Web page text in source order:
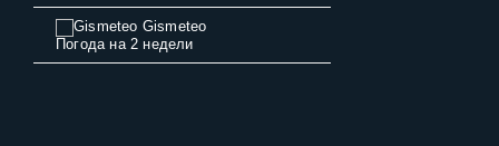
Gismeteo
Погода на 2 недели